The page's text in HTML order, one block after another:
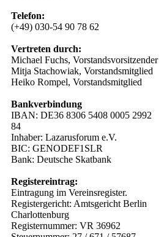
Telefon:
(+49) 030-54 90 78 62
Vertreten durch:
Michael Fuchs, Vorstandsvorsitzender
Mitja Stachowiak, Vorstandsmitglied
Heiko Rompel, Vorstandsmitglied
Bankverbindung
IBAN: DE36 8306 5408 0005 2992
84
Inhaber: Lazarusforum e.V.
BIC: GENODEF1SLR
Bank: Deutsche Skatbank
Registereintrag:
Eintragung im Vereinsregister.
Registergericht: Amtsgericht Berlin
Charlottenburg
Registernummer: VR 36962